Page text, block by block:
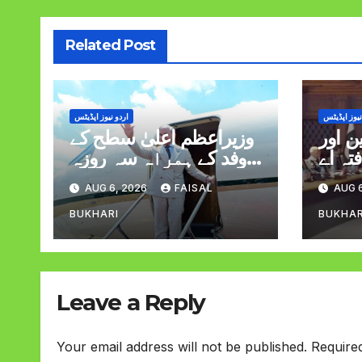
Related Post
اردو نیوز اپڈیٹس
وزیراعظم اعلیٰ سطح کے
وفد کے ہمراہ سہ روزہ
دورہ پر سعودی عرب
روانہ
AUG 6, 2026 FAISAL
BUKHARI
اپڈیٹس
اور
اے
AUG
Leave a Reply
Your email address will not be published.